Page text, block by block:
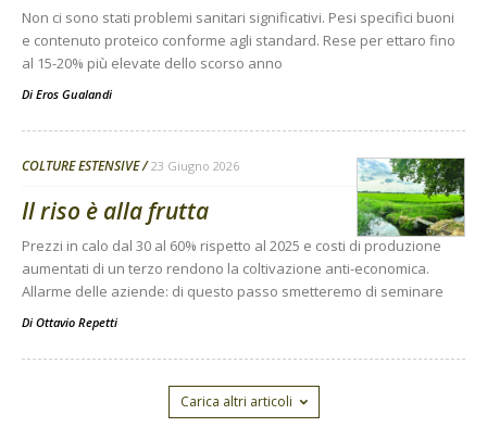
Non ci sono stati problemi sanitari significativi. Pesi specifici buoni
e contenuto proteico conforme agli standard. Rese per ettaro fino
al 15-20% più elevate dello scorso anno
Di Eros Gualandi
COLTURE ESTENSIVE 23 Giugno 2026
Il riso è alla frutta
Prezzi in calo dal 30 al 60% rispetto al 2025 e costi di produzione
aumentati di un terzo rendono la coltivazione anti-economica.
Allarme delle aziende: di questo passo smetteremo di seminare
Di Ottavio Repetti
Carica altri articoli